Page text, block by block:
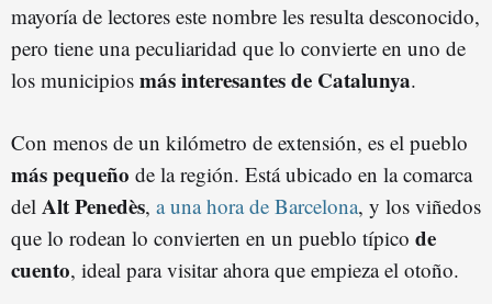
mayoría de lectores este nombre les resulta desconocido,
pero tiene una peculiaridad que lo convierte en uno de
los municipios más interesantes de Catalunya.
Con menos de un kilómetro de extensión, es el pueblo
más pequeño de la región. Está ubicado en la comarca
del Alt Penedès, a una hora de Barcelona, y los viñedos
que lo rodean lo convierten en un pueblo típico de
cuento, ideal para visitar ahora que empieza el otoño.